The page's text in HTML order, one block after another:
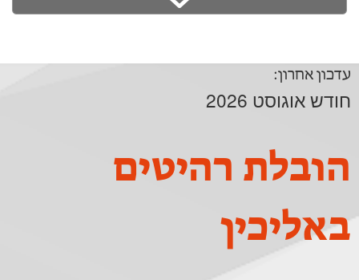
עדכון אחרון:
חודש אוגוסט 2026
הובלת רהיטים
באליכין